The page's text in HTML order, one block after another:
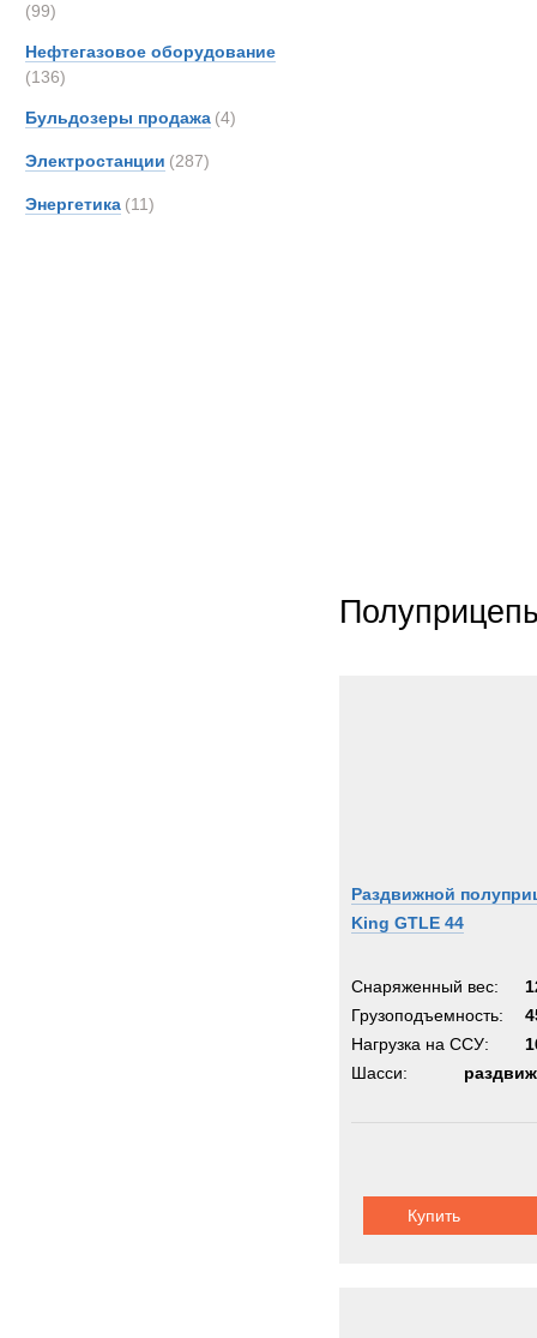
(99)
Нефтегазовое оборудование
(136)
Бульдозеры продажа (4)
Электростанции (287)
Энергетика (11)
Раздвижной
King GTLE 44
Снаряженный вес:
Грузоподъемность:
Нагрузка на ССУ:
Шасси:
Купить